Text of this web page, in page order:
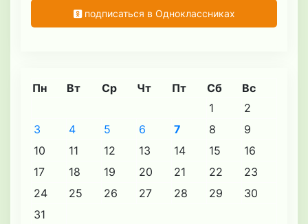
подписаться в Одноклассниках
Пн Вт Ср Чт Пт Сб Вс
1
2
3
4 5 6 7 8
9
10
11 12 13 14 15
16
17
18 19 20 21 22
23
24
25 26 27 28 29
30
31